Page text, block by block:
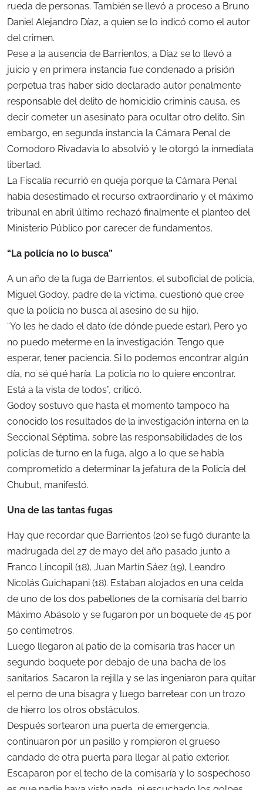
rueda de personas. También se llevó a proceso a Bruno
Daniel Alejandro Díaz, a quien se lo indicó como el autor
del crimen.
Pese a la ausencia de Barrientos, a Díaz se lo llevó a
juicio y en primera instancia fue condenado a prisión
perpetua tras haber sido declarado autor penalmente
responsable del delito de homicidio criminis causa, es
decir cometer un asesinato para ocultar otro delito. Sin
embargo, en segunda instancia la Cámara Penal de
Comodoro Rivadavia lo absolvió y le otorgó la inmediata
libertad.
La Fiscalía recurrió en queja porque la Cámara Penal
había desestimado el recurso extraordinario y el máximo
tribunal en abril último rechazó finalmente el planteo del
Ministerio Público por carecer de fundamentos.
“La policía no lo busca”
A un año de la fuga de Barrientos, el suboficial de policía,
Miguel Godoy, padre de la víctima, cuestionó que cree
que la policía no busca al asesino de su hijo.
“Yo les he dado el dato (de dónde puede estar). Pero yo
no puedo meterme en la investigación. Tengo que
esperar, tener paciencia. Si lo podemos encontrar algún
día, no sé qué haría. La policía no lo quiere encontrar.
Está a la vista de todos”, criticó.
Godoy sostuvo que hasta el momento tampoco ha
conocido los resultados de la investigación interna en la
Seccional Séptima, sobre las responsabilidades de los
policías de turno en la fuga, algo a lo que se había
comprometido a determinar la jefatura de la Policía del
Chubut, manifestó.
Una de las tantas fugas
Hay que recordar que Barrientos (20) se fugó durante la
madrugada del 27 de mayo del año pasado junto a
Franco Lincopil (18), Juan Martín Sáez (19), Leandro
Nicolás Guichapani (18). Estaban alojados en una celda
de uno de los dos pabellones de la comisaría del barrio
Máximo Abásolo y se fugaron por un boquete de 45 por
50 centímetros.
Luego llegaron al patio de la comisaría tras hacer un
segundo boquete por debajo de una bacha de los
sanitarios. Sacaron la rejilla y se las ingeniaron para quitar
el perno de una bisagra y luego barretear con un trozo
de hierro los otros obstáculos.
Después sortearon una puerta de emergencia,
continuaron por un pasillo y rompieron el grueso
candado de otra puerta para llegar al patio exterior.
Escaparon por el techo de la comisaría y lo sospechoso